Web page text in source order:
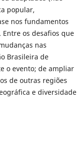
popular,
nos fundamentos
os desafios que
nas
Brasileira de
o evento; de ampliar
de outras regiões
e diversidade